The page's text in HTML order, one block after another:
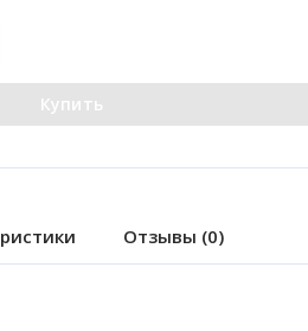
Купить
Отзывы (0)